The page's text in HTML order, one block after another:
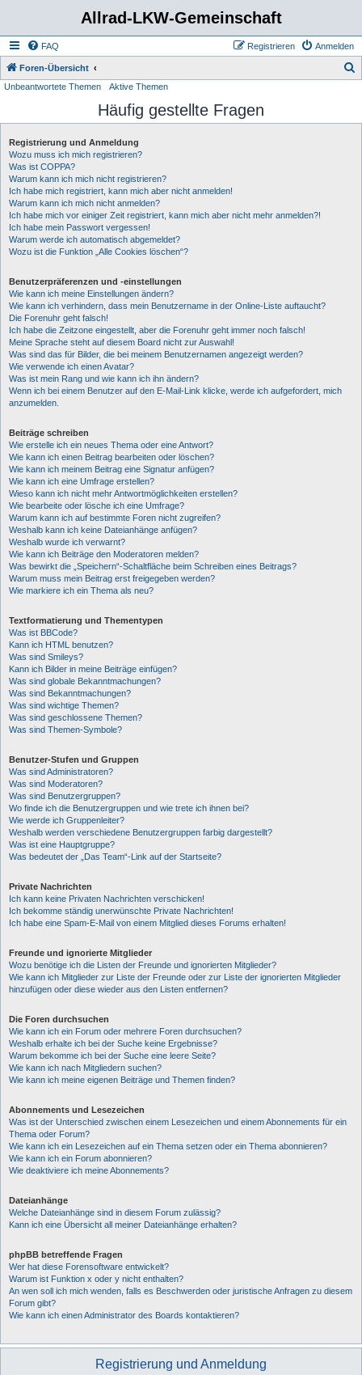
Allrad-LKW-Gemeinschaft
FAQ Anmelden
Registrieren
Foren-Übersicht
h
Unbeantwortete Themen Aktive Themen
Häufig gestellte Fragen
Registrierung und Anmeldung
Wozu muss ich mich registrieren?
Was ist COPPA?
Warum kann ich mich nicht registrieren?
Ich habe mich registriert, kann mich aber nicht anmelden!
Warum kann ich mich nicht anmelden?
Ich habe mich vor einiger Zeit registriert, kann mich aber nicht mehr anmelden?!
Ich habe mein Passwort vergessen!
Warum werde ich automatisch abgemeldet?
Wozu ist die Funktion „Alle Cookies löschen“?
Benutzerpräferenzen und -einstellungen
Wie kann ich meine Einstellungen ändern?
Wie kann ich verhindern, dass mein Benutzername in der Online-Liste auftaucht?
Die Forenuhr geht falsch!
Ich habe die Zeitzone eingestellt, aber die Forenuhr geht immer noch falsch!
Meine Sprache steht auf diesem Board nicht zur Auswahl!
Was sind das für Bilder, die bei meinem Benutzernamen angezeigt werden?
Wie verwende ich einen Avatar?
Was ist mein Rang und wie kann ich ihn ändern?
Wenn ich bei einem Benutzer auf den E-Mail-Link klicke, werde ich aufgefordert, mich
anzumelden.
Beiträge schreiben
Wie erstelle ich ein neues Thema oder eine Antwort?
Wie kann ich einen Beitrag bearbeiten oder löschen?
Wie kann ich meinem Beitrag eine Signatur anfügen?
Wie kann ich eine Umfrage erstellen?
Wieso kann ich nicht mehr Antwortmöglichkeiten erstellen?
Wie bearbeite oder lösche ich eine Umfrage?
Warum kann ich auf bestimmte Foren nicht zugreifen?
Weshalb kann ich keine Dateianhänge anfügen?
Weshalb wurde ich verwarnt?
Wie kann ich Beiträge den Moderatoren melden?
Was bewirkt die „Speichern“-Schaltfläche beim Schreiben eines Beitrags?
Warum muss mein Beitrag erst freigegeben werden?
Wie markiere ich ein Thema als neu?
Textformatierung und Thementypen
Was ist BBCode?
Kann ich HTML benutzen?
Was sind Smileys?
Kann ich Bilder in meine Beiträge einfügen?
Was sind globale Bekanntmachungen?
Was sind Bekanntmachungen?
Was sind wichtige Themen?
Was sind geschlossene Themen?
Was sind Themen-Symbole?
Benutzer-Stufen und Gruppen
Was sind Administratoren?
Was sind Moderatoren?
Was sind Benutzergruppen?
Wo finde ich die Benutzergruppen und wie trete ich ihnen bei?
Wie werde ich Gruppenleiter?
Weshalb werden verschiedene Benutzergruppen farbig dargestellt?
Was ist eine Hauptgruppe?
Was bedeutet der „Das Team“-Link auf der Startseite?
Private Nachrichten
Ich kann keine Privaten Nachrichten verschicken!
Ich bekomme ständig unerwünschte Private Nachrichten!
Ich habe eine Spam-E-Mail von einem Mitglied dieses Forums erhalten!
Freunde und ignorierte Mitglieder
Wozu benötige ich die Listen der Freunde und ignorierten Mitglieder?
Wie kann ich Mitglieder zur Liste der Freunde oder zur Liste der ignorierten Mitglieder
hinzufügen oder diese wieder aus den Listen entfernen?
Die Foren durchsuchen
Wie kann ich ein Forum oder mehrere Foren durchsuchen?
Weshalb erhalte ich bei der Suche keine Ergebnisse?
Warum bekomme ich bei der Suche eine leere Seite?
Wie kann ich nach Mitgliedern suchen?
Wie kann ich meine eigenen Beiträge und Themen finden?
Abonnements und Lesezeichen
Was ist der Unterschied zwischen einem Lesezeichen und einem Abonnements für ein
Thema oder Forum?
Wie kann ich ein Lesezeichen auf ein Thema setzen oder ein Thema abonnieren?
Wie kann ich ein Forum abonnieren?
Wie deaktiviere ich meine Abonnements?
Dateianhänge
Welche Dateianhänge sind in diesem Forum zulässig?
Kann ich eine Übersicht all meiner Dateianhänge erhalten?
phpBB betreffende Fragen
Wer hat diese Forensoftware entwickelt?
Warum ist Funktion x oder y nicht enthalten?
An wen soll ich mich wenden, falls es Beschwerden oder juristische Anfragen zu diesem
Forum gibt?
Wie kann ich einen Administrator des Boards kontaktieren?
Registrierung und Anmeldung